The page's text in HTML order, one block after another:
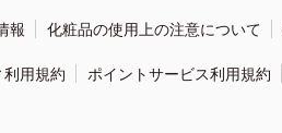
報 化粧品の使用上の注意について
用規約 ポイントサービス利用規約